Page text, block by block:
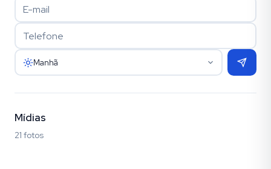
Manhã
Mídias
21 fotos